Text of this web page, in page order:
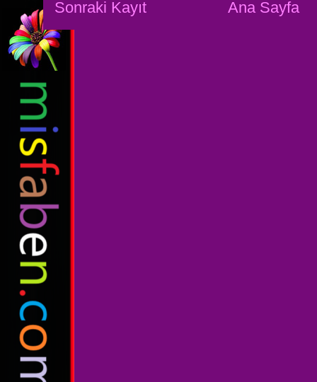
Sonraki Kayıt Ana Sayfa